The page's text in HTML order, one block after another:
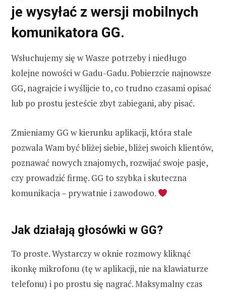
je wysyłać z wersji mobilnych
komunikatora GG.
Wsłuchujemy się w Wasze potrzeby i niedługo
kolejne nowości w Gadu-Gadu. Pobierzcie najnowsze
GG, nagrajcie i wyślijcie to, co trudno czasami opisać
lub po prostu jesteście zbyt zabiegani, aby pisać.
Zmieniamy GG w kierunku aplikacji, która stale
pozwala Wam być bliżej siebie, bliżej swoich klientów,
poznawać nowych znajomych, rozwijać swoje pasje,
czy prowadzić firmę. GG to szybka i skuteczna
komunikacja – prywatnie i zawodowo.
Jak działają głosówki w GG?
To proste. Wystarczy w oknie rozmowy kliknąć
ikonkę mikrofonu (tę w aplikacji, nie na klawiaturze
telefonu) i po prostu się nagrać. Maksymalny czas